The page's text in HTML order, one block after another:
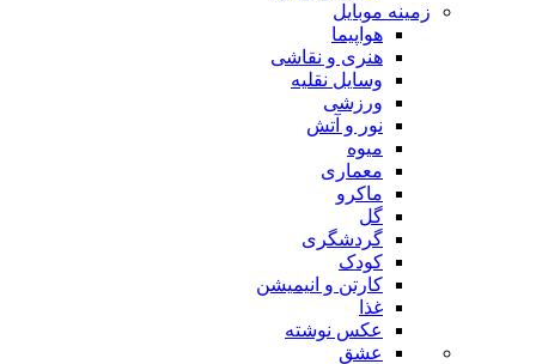
زمینه موبایل
هواپیما
هنری و نقاشی
وسایل نقلیه
ورزشی
نور و آتش
میوه
معماری
ماکرو
گل
گردشگری
کودک
کارتن و انیمیشن
غذا
عکس نوشته
عشق